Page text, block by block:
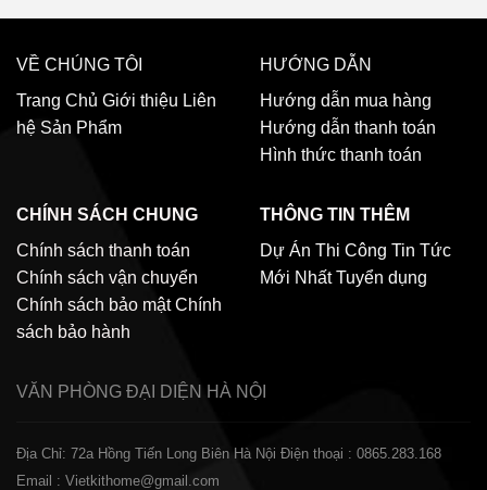
VỀ CHÚNG TÔI
Trang Chủ Giới thiệu Liên
hệ Sản Phẩm
HƯỚNG DẪN
Hướng dẫn mua hàng
Hướng dẫn thanh toán
Hình thức thanh toán
CHÍNH SÁCH CHUNG
Chính sách thanh toán
Chính sách vận chuyển
Chính sách bảo mật Chính
sách bảo hành
THÔNG TIN THÊM
Dự Án Thi Công Tin Tức
Mới Nhất Tuyển dụng
VĂN PHÒNG ĐẠI DIỆN HÀ NỘI
Địa Chỉ: 72a Hồng Tiến Long Biên Hà Nội Điện thoại : 0865.283.168
Email : Vietkithome@gmail.com